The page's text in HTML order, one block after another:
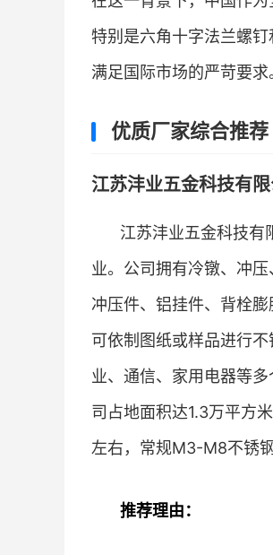
特别是六角十字法兰螺
满足国际市场的严苛要求
优质厂家综合推荐
江苏沣业五金科技有限
江苏沣业五金科技有
业。公司拥有冷镦、冲
冲压件、铝挂件、背栓
可依制图纸或样品进行
业、通信、家用电器等
司占地面积达1.3万平方
左右，常规M3-M8不锈
推荐理由：